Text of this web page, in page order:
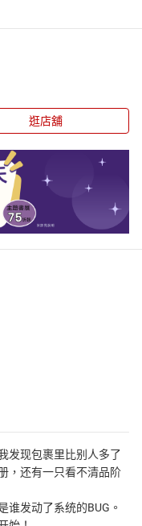
逛店舖
发现包裹里比别人多了
，还有一只看不清品阶
谁发动了系统的BUG。